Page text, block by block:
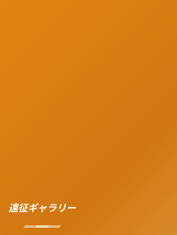
遠征ギャラリー